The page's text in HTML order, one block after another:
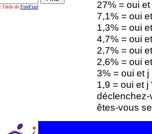
l'aide de FreeFind
27% = oui
7,1% = oui
1,3% = oui
4,7% = oui
2,7% = oui
2,6% = oui
3% = oui et
1,9 = oui et
déclenchez-
êtes-vous